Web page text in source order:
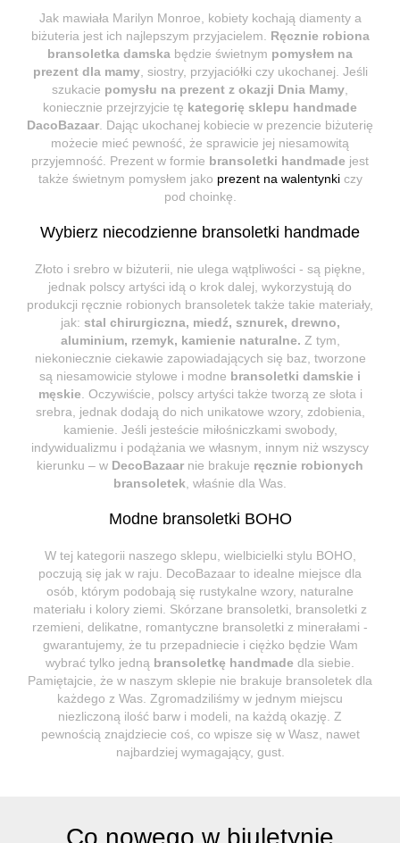
Jak mawiała Marilyn Monroe, kobiety kochają diamenty a
biżuteria jest ich najlepszym przyjacielem. Ręcznie robiona
bransoletka damska będzie świetnym pomysłem na
prezent dla mamy, siostry, przyjaciółki czy ukochanej. Jeśli
szukacie pomysłu na prezent z okazji Dnia Mamy
koniecznie przejrzyjcie tę kategorię sklepu handmade
DacoBazaar . Dając ukochanej kobiecie w prezencie biżuterię
możecie mieć pewność, że sprawicie jej niesamowitą
przyjemność. Prezent w formie bransoletki handmade jest
także świetnym pomysłem jako prezent na walentynkiczy
pod choinkę.
Wybierz niecodzienne bransoletki handmade
Złoto i srebro w biżuterii, nie ulega wątpliwości - są piękne,
jednak polscy artyści idą o krok dalej, wykorzystują do
produkcji ręcznie robionych bransoletek także takie materiały,
jak: stal chirurgiczna, miedź, sznurek, drewno,
aluminium, rzemyk, kamienie naturalne. Z tym,
niekoniecznie ciekawie zapowiadających się baz, tworzone
są niesamowicie stylowe i modne bransoletki damskie i
męskie . Oczywiście, polscy artyści także tworzą ze słota i
srebra, jednak dodają do nich unikatowe wzory, zdobienia,
kamienie. Jeśli jesteście miłośniczkami swobody,
indywidualizmu i podążania we własnym, innym niż wszyscy
kierunku – w DecoBazaar nie brakuje ręcznie robionych
bransoletek , właśnie dla Was.
Modne bransoletki BOHO
W tej kategorii naszego sklepu, wielbicielki stylu BOHO,
poczują się jak w raju. DecoBazaar to idealne miejsce dla
osób, którym podobają się rustykalne wzory, naturalne
materiału i kolory ziemi. Skórzane bransoletki, bransoletki z
rzemieni, delikatne, romantyczne bransoletki z minerałami -
gwarantujemy, że tu przepadniecie i ciężko będzie Wam
wybrać tylko jedną bransoletkę handmade dla siebie.
Pamiętajcie, że w naszym sklepie nie brakuje bransoletek dla
każdego z Was. Zgromadziliśmy w jednym miejscu
niezliczoną ilość barw i modeli, na każdą okazję. Z
pewnością znajdziecie coś, co wpisze się w Wasz, nawet
najbardziej wymagający, gust.
Co nowego w biuletynie